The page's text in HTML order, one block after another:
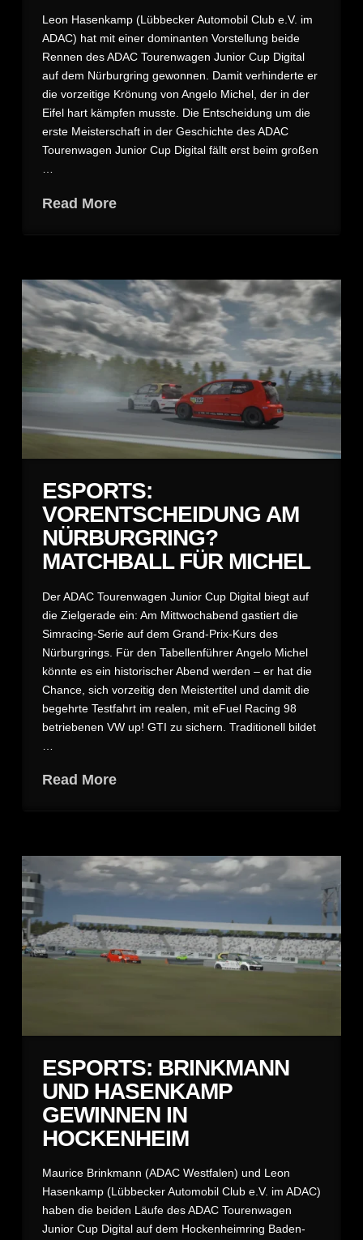
Leon Hasenkamp (Lübbecker Automobil Club e.V. im
ADAC) hat mit einer dominanten Vorstellung beide
Rennen des ADAC Tourenwagen Junior Cup Digital
auf dem Nürburgring gewonnen. Damit verhinderte er
die vorzeitige Krönung von Angelo Michel, der in der
Eifel hart kämpfen musste. Die Entscheidung um die
erste Meisterschaft in der Geschichte des ADAC
Tourenwagen Junior Cup Digital fällt erst beim großen
…
Read More
ESPORTS:
VORENTSCHEIDUNG AM
NÜRBURGRING?
MATCHBALL FÜR MICHEL
Der ADAC Tourenwagen Junior Cup Digital biegt auf
die Zielgerade ein: Am Mittwochabend gastiert die
Simracing-Serie auf dem Grand-Prix-Kurs des
Nürburgrings. Für den Tabellenführer Angelo Michel
könnte es ein historischer Abend werden – er hat die
Chance, sich vorzeitig den Meistertitel und damit die
begehrte Testfahrt im realen, mit eFuel Racing 98
betriebenen VW up! GTI zu sichern. Traditionell bildet
Read More
ESPORTS: BRINKMANN
UND HASENKAMP
GEWINNEN IN
HOCKENHEIM
Maurice Brinkmann (ADAC Westfalen) und Leon
Hasenkamp (Lübbecker Automobil Club e.V. im ADAC)
haben die beiden Läufe des ADAC Tourenwagen
Junior Cup Digital auf dem Hockenheimring Baden-